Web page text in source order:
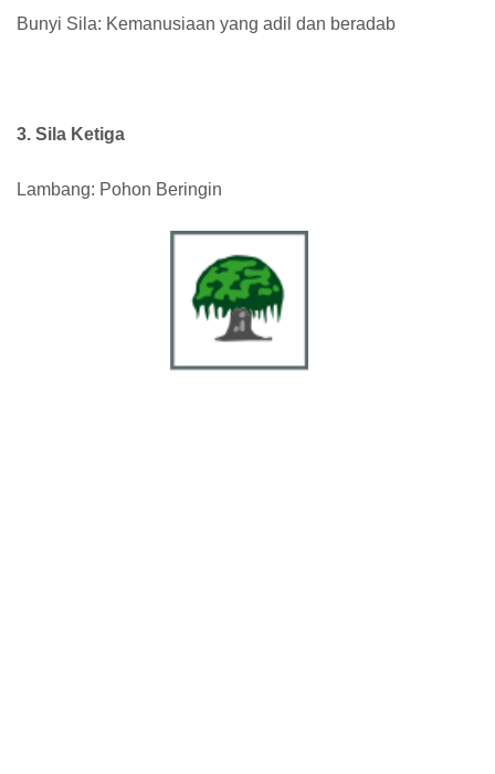
Bunyi Sila: Kemanusiaan yang adil dan beradab
3. Sila Ketiga
Lambang: Pohon Beringin